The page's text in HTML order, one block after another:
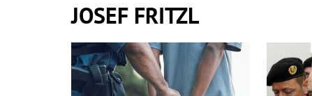
JOSEF FRITZL